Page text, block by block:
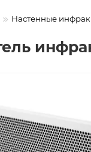
Настенные